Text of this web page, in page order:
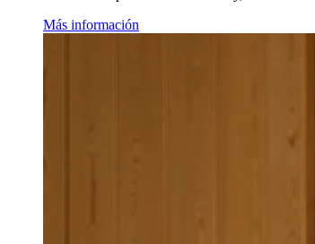
Más información